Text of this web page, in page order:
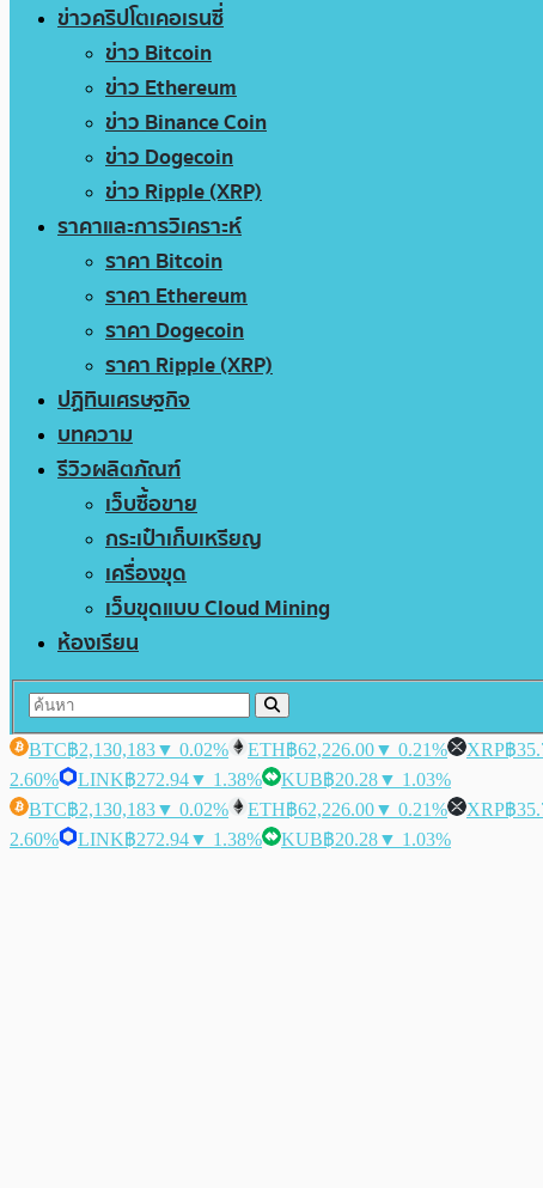
ข่าวคริปโตเคอเรนซี่
ข่าว Bitcoin
ข่าว Ethereum
ข่าว Binance Coin
ข่าว Dogecoin
ข่าว Ripple (XRP)
ราคาและการวิเคราะห์
ราคา Bitcoin
ราคา Ethereum
ราคา Dogecoin
ราคา Ripple (XRP)
ปฏิทินเศรษฐกิจ
บทความ
รีวิวผลิตภัณฑ์
เว็บซื้อขาย
กระเป๋าเก็บเหรียญ
เครื่องขุด
เว็บขุดแบบ Cloud Mining
ห้องเรียน
BTC฿2,130,183▼ 0.02% ETH฿62,226.00▼ 0.21% XRP฿
2.60%
LINK฿272.94▼ 1.38% KUB฿20.28▼ 1.03%
BTC฿2,130,183▼ 0.02% ETH฿62,226.00▼ 0.21% XRP฿
2.60%
LINK฿272.94▼ 1.38% KUB฿20.28▼ 1.03%